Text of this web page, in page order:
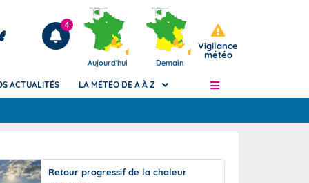
Articles
4
Aujourd'hui Demain
Vigilance
météo
Phénomènes dangereux de J+2 à J+7
ACTUALITÉS LA MÉTÉO DE A À Z
Retour progressif de la chaleur